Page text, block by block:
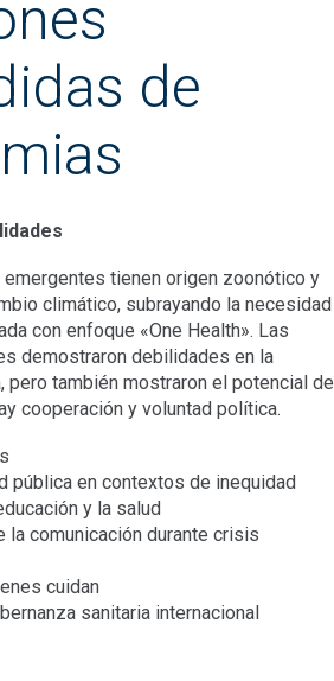
de
tienen origen zoonótico y
climático, subrayando la necesidad
con enfoque «One Health». Las
demostraron debilidades en la
pero también mostraron el potencial de
cooperación y voluntad política.
pública en contextos de inequidad
y la salud
la comunicación durante crisis
cuidan
sanitaria internacional